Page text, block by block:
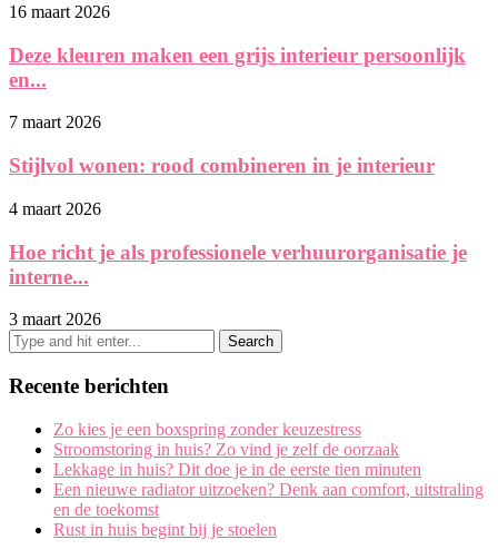
16 maart 2026
Deze kleuren maken een grijs interieur persoonlijk
en...
7 maart 2026
Stijlvol wonen: rood combineren in je interieur
4 maart 2026
Hoe richt je als professionele verhuurorganisatie je
interne...
3 maart 2026
Recente berichten
Zo kies je een boxspring zonder keuzestress
Stroomstoring in huis? Zo vind je zelf de oorzaak
Lekkage in huis? Dit doe je in de eerste tien minuten
Een nieuwe radiator uitzoeken? Denk aan comfort, uitstraling
en de toekomst
Rust in huis begint bij je stoelen